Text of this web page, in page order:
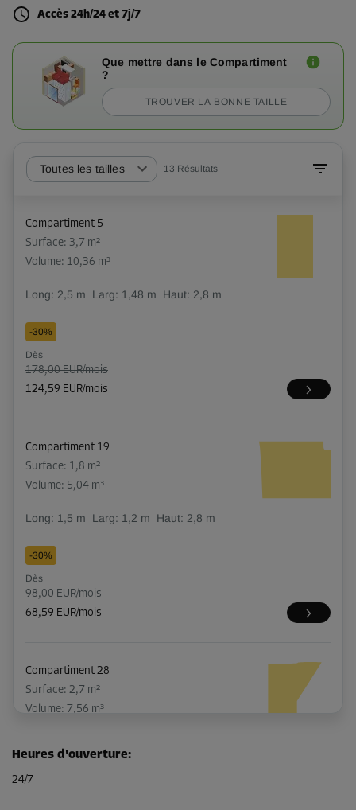
Accès 24h/24 et 7j/7
Que mettre dans le Compartiment
?
TROUVER LA BONNE TAILLE
Toutes les tailles 13 Résultats
Compartiment 5
Surface: 3,7 m²
Volume: 10,36 m³
Long: 2,5 m Larg: 1,48 m Haut: 2,8 m
-30%
Dès
178,00 EUR/mois
124,59 EUR/mois
Compartiment 19
Surface: 1,8 m²
Volume: 5,04 m³
Long: 1,5 m Larg: 1,2 m Haut: 2,8 m
-30%
Dès
98,00 EUR/mois
68,59 EUR/mois
Compartiment 28
Surface: 2,7 m²
Volume: 7,56 m³
-30%
Heures d'ouverture:
24/7